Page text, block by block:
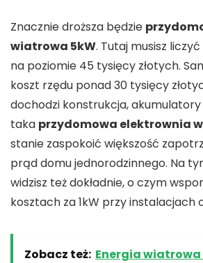
Znacznie droższa będzie
wiatrowa 5kW. Tutaj musisz
na poziomie 45 tysięcy złotych.
koszt rzędu ponad 30 tysięcy
dochodzi konstrukcja,
taka przydomowa elektrownia
stanie zaspokoić większość
prąd domu jednorodzinnego. Na
widzisz też dokładnie, o czym
kosztach za 1kW przy instalacjach
Zobacz też: Energia wiatrowa